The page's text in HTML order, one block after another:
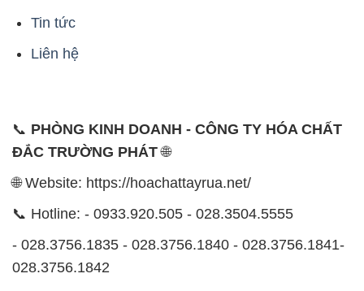
Tin tức
Liên hệ
📞 PHÒNG KINH DOANH - CÔNG TY HÓA CHẤT
ĐẮC TRƯỜNG PHÁT🌐
🌐 Website: https://hoachattayrua.net/
📞 Hotline: - 0933.920.505 - 028.3504.5555
- 028.3756.1835 - 028.3756.1840 - 028.3756.1841-
028.3756.1842